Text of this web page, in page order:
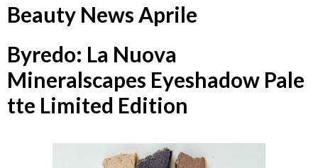
Beauty News Aprile
Byredo: La Nuova
Mineralscapes Eyeshadow Pale
tte Limited Edition